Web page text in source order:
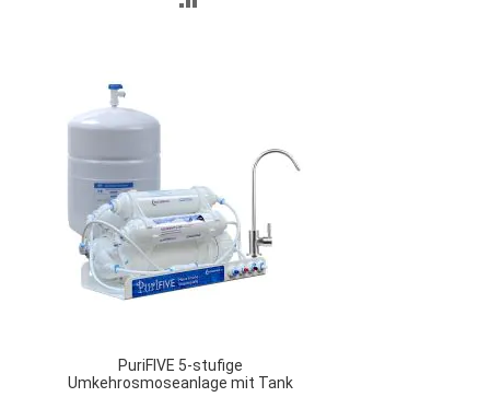
PuriFIVE 5-stufige
Umkehrosmoseanlage mit Tank